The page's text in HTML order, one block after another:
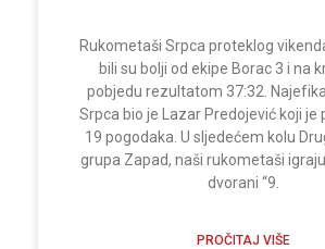
Rukometaši Srpca proteklog
bili su bolji od ekipe Borac 3 i na
pobjedu rezultatom 37:32.
Srpca bio je Lazar Predojević koji je
19 pogodaka. U sljedećem kolu
grupa Zapad, naši rukometaši
dvorani “9.
PROČITAJ VIŠE